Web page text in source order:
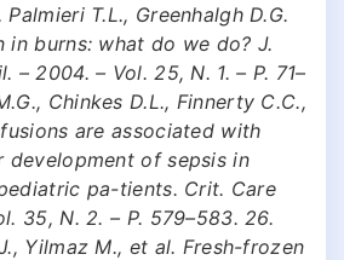
T.L., Greenhalgh D.G.
in burns: what do we do? J.
– 2004. – Vol. 25, N. 1. – P. 71–
Chinkes D.L., Finnerty C.C.,
are associated with
development of sepsis in
pa-tients. Crit. Care
35, N. 2. – P. 579–583. 26.
Yilmaz M., et al. Fresh-frozen